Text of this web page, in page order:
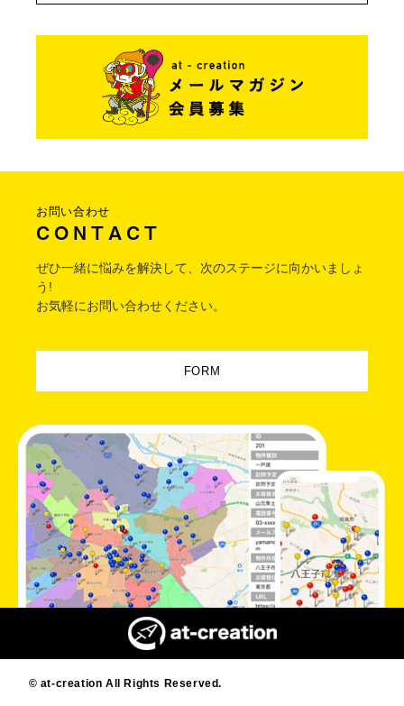
お問い合わせ
C O N T A C T
ぜひ一緒に悩みを解決して、次のステージに向かいましょ
う!
お気軽にお問い合わせください。
FORM
© at-creation All Rights Reserved.